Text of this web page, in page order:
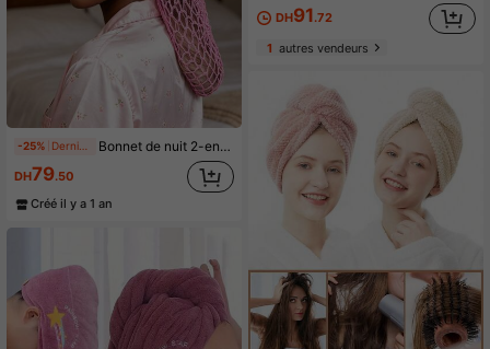
-25% Bonnet de nuit 2-en-1 en maille doublé de satin, adapté aux cheveux bouclés, bonnet de cheveux en maille rose respirant avec bandeau doux, soin des cheveux de nuit, bonnet de cheveux en maille élastique avec bandeau en satin, adapté aux longues tresses et dreadlocks
DH79.50
Créé il y a 1 an
DH91.72
1 autres vendeurs